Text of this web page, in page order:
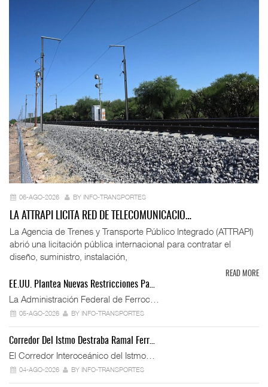
06-AGO-2026 BY INFO-TRANSPORTES
LA ATTRAPI LICITA RED DE TELECOMUNICACIO…
La Agencia de Trenes y Transporte Público Integrado (ATTRAPI)
abrió una licitación pública internacional para contratar el
diseño, suministro, instalación,
READ MORE
EE.UU. Plantea Nuevas Restricciones Pa…
La Administración Federal de Ferroc…
05-AGO-2026 BY INFO-TRANSPORTES
Corredor Del Istmo Destraba Ramal Ferr…
El Corredor Interoceánico del Istmo…
04-AGO-2026 BY INFO-TRANSPORTES